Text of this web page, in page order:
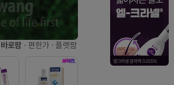
바로팜 · 편한가 · 플랫팜